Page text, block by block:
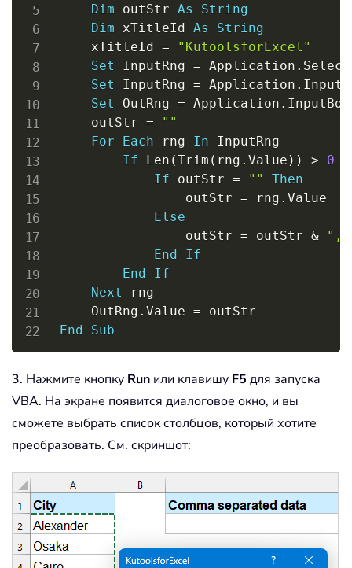
Dim outStr As
String
Dim xTitleId As
String
    xTitleId
=
"KutoolsforExcel"
Set InputRng = Application .
Set InputRng = Application .
Set OutRng = Application . InputBox
    outStr
=
""
For
Each rng In InputRng
If Len (Trim ( rng . Value ) ) > 0
If outStr = ""
Then
                outStr
= rng . Value
Else
                outStr
= outStr &
",
End
If
End
If
Next rng
    OutRng
. Value =
End
Sub
3. Нажмите кнопку Run или клавишу F5 для запуска
VBA. На экране появится диалоговое окно, и вы
сможете выбрать список столбцов, который хотите
преобразовать. См. скриншот: